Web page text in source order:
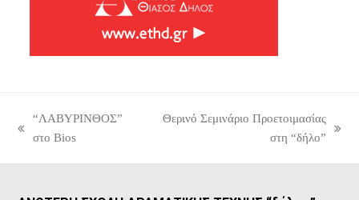
previous
“ΛΑΒΥΡΙΝΘΟΣ”
στο Bios
Θερινό Σεμινάριο Προετοιμασίας
στη “δήλο”